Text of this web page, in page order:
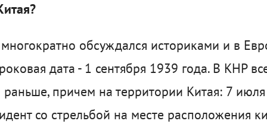
обсуждался историками и в
дата - 1 сентября 1939 года. В КНР
раньше, причем на территории Китая: 7
со стрельбой на месте расположения